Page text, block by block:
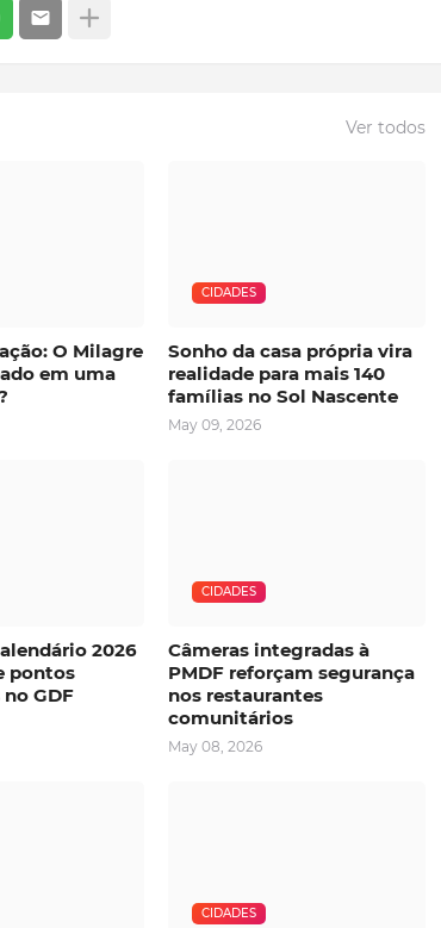
Ver todos
O Milagre
em uma
CIDADES
Sonho da casa própria vira
realidade para mais 140
famílias no Sol Nascente
May 09, 2026
2026
pontos
GDF
CIDADES
Câmeras integradas à
PMDF reforçam segurança
nos restaurantes
comunitários
May 08, 2026
CIDADES